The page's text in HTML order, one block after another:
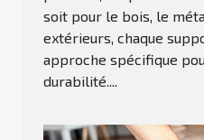
soit pour le bois, le
extérieurs, chaque
approche spécifique
durabilité....